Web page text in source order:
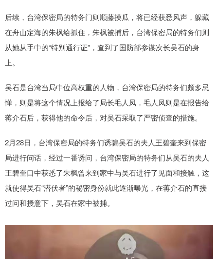
后续，台湾保密局的特务门则顺藤摸瓜，将已经获悉风声，躲藏
在舟山定海的朱枫给抓住，朱枫被捕后，台湾保密局的特务们则
从她从手中的“特别通行证”，查到了国防部参谋次长吴石的身
上。
吴石是台湾当局中位高权重的人物，台湾保密局的特务们颇多忌
惮，则是将这个情况上报给了局长毛人凤，毛人凤则是在报告给
蒋介石后，获得他的命令后，对吴石采取了严密侦查的措施。
2月28日，台湾保密局的特务们诱骗吴石的夫人王碧奎来到保密
局进行问话，经过一番诱问，台湾保密局的特务们从吴石的夫人
王碧奎口中获悉了朱枫曾来到家中与吴石进行了见面和接触，这
就使得吴石“潜伏者”的秘密身份就此逐渐曝光，在蒋介石的直接
过问和授意下，吴石在家中被捕。